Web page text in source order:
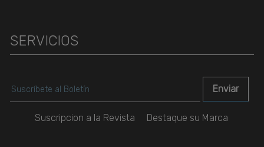
SERVICIOS
Suscripcion a la Revista Destaque su Marca